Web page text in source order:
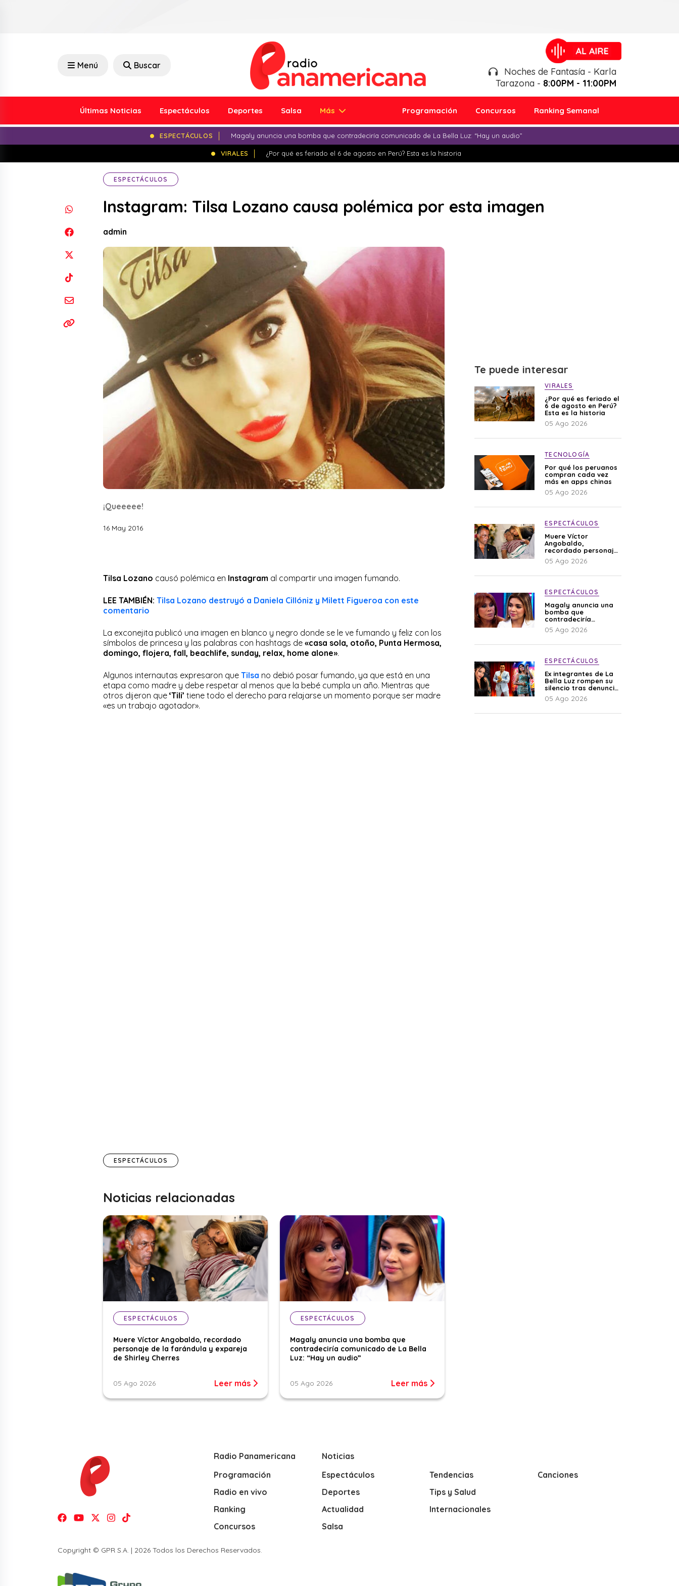
Menú Buscar
Noches de Fantasía - Karla
Tarazona - 8:00PM - 11:00PM
Últimas Noticias Espectáculos Deportes Salsa Más Programación Concursos Ranking Semanal
ESPECTÁCULOS Magaly anuncia una bomba que contradeciría comunicado de La Bella Luz: “Hay un audio”
VIRALES ¿Por qué es feriado el 6 de agosto en Perú? Esta es la historia
ESPECTÁCULOS
Instagram: Tilsa Lozano causa polémica por esta imagen
admin
¡Queeeee!
16 May 2016
Tilsa Lozano causó polémica en Instagram al compartir una imagen fumando.
LEE TAMBIÉN: Tilsa Lozano destruyó a Daniela Cillóniz y Milett Figueroa con este
comentario
La exconejita publicó una imagen en blanco y negro donde se le ve fumando y feliz con los
símbolos de princesa y las palabras con hashtags de «casa sola, otoño, Punta Hermosa,
domingo, flojera, fall, beachlife, sunday, relax, home alone».
Algunos internautas expresaron que Tilsa no debió posar fumando, ya que está en una
etapa como madre y debe respetar al menos que la bebé cumpla un año. Mientras que
otros dijeron que ‘Tili’ tiene todo el derecho para relajarse un momento porque ser madre
«es un trabajo agotador».
ESPECTÁCULOS
Noticias relacionadas
ESPECTÁCULOS
Muere Víctor Angobaldo, recordado
personaje de la farándula y expareja
de Shirley Cherres
05 Ago 2026 Leer más
ESPECTÁCULOS
Magaly anuncia una bomba que
contradeciría comunicado de La Bella
Luz: “Hay un audio”
05 Ago 2026 Leer más
Te puede interesar
VIRALES
¿Por qué es feriado el
6 de agosto en Perú?
Esta es la historia
05 Ago 2026
TECNOLOGÍA
Por qué los peruanos
compran cada vez
más en apps chinas
05 Ago 2026
ESPECTÁCULOS
Muere Víctor
Angobaldo,
recordado personaje
de la farándula y
expareja de Shirley
05 Ago 2026
ESPECTÁCULOS
Magaly anuncia una
bomba que
contradeciría
comunicado de La
Bella Luz: “Hay un
05 Ago 2026
ESPECTÁCULOS
Ex integrantes de La
Bella Luz rompen su
silencio tras denuncia
de Naldy: “Todo el
mundo lo sabía”
05 Ago 2026
Radio Panamericana
Programación
Radio en vivo
Ranking
Concursos
Noticias
Espectáculos
Deportes
Actualidad
Salsa
Tendencias
Tips y Salud
Internacionales
Canciones
Copyright © GPR S.A. | 2026 Todos los Derechos Reservados.